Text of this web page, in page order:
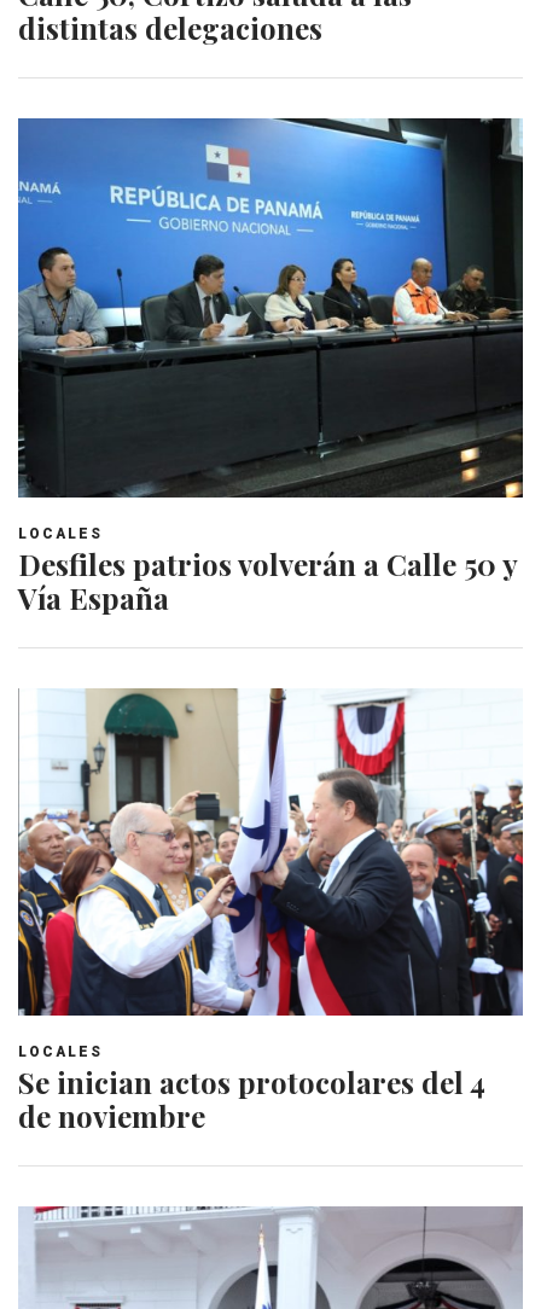
distintas delegaciones
LOCALES
Desfiles patrios volverán a Calle 50 y
Vía España
LOCALES
Se inician actos protocolares del 4
de noviembre